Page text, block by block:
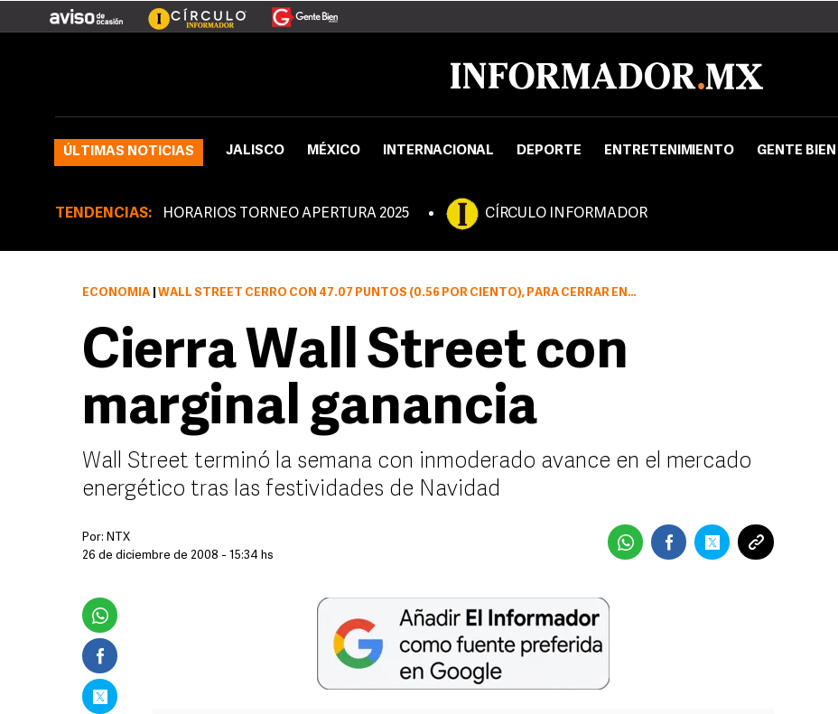
ÚLTIMAS NOTICIAS JALISCO MÉXICO INTERNACIONAL DEPORTE ENTRETENIMIENTO GENTE BIEN
TENDENCIAS: HORARIOS TORNEO APERTURA 2025 CÍRCULO INFORMADOR
ECONOMÍA WALL STREET CERRO CON 47.07 PUNTOS (0.56 POR CIENTO), PARA CERRAR EN 8,515.55 UNIDADES
Cierra Wall Street con
marginal ganancia
Wall Street terminó la semana con inmoderado avance en el mercado
energético tras las festividades de Navidad
Por: NTX
26 de diciembre de 2008 - 15:34 hs